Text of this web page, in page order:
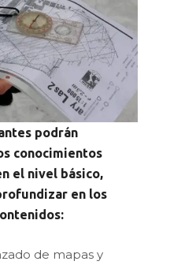
podrán
conocimientos
el nivel básico,
en los
de mapas y